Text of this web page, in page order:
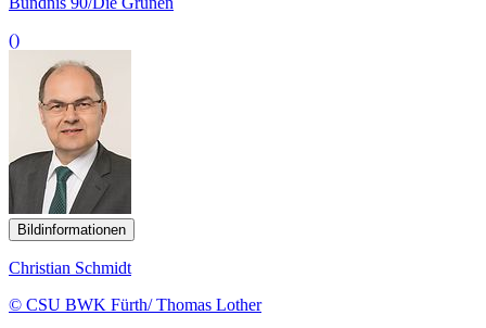
Bildinformationen
Christian Schmidt
© CSU BWK Fürth/ Thomas Lother
Schmidt (Fürth), Christian
CDU/CSU
()